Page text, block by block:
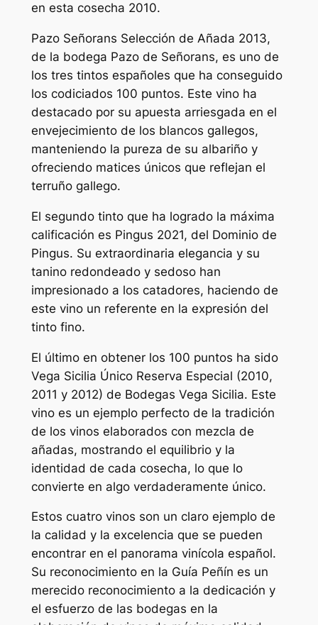
en esta cosecha 2010.
Pazo Señorans Selección de Añada 2013,
de la bodega Pazo de Señorans, es uno de
los tres tintos españoles que ha conseguido
los codiciados 100 puntos. Este vino ha
destacado por su apuesta arriesgada en el
envejecimiento de los blancos gallegos,
manteniendo la pureza de su albariño y
ofreciendo matices únicos que reflejan el
terruño gallego.
El segundo tinto que ha logrado la máxima
calificación es Pingus 2021, del Dominio de
Pingus. Su extraordinaria elegancia y su
tanino redondeado y sedoso han
impresionado a los catadores, haciendo de
este vino un referente en la expresión del
tinto fino.
El último en obtener los 100 puntos ha sido
Vega Sicilia Único Reserva Especial (2010,
2011 y 2012) de Bodegas Vega Sicilia. Este
vino es un ejemplo perfecto de la tradición
de los vinos elaborados con mezcla de
añadas, mostrando el equilibrio y la
identidad de cada cosecha, lo que lo
convierte en algo verdaderamente único.
Estos cuatro vinos son un claro ejemplo de
la calidad y la excelencia que se pueden
encontrar en el panorama vinícola español.
Su reconocimiento en la Guía Peñín es un
merecido reconocimiento a la dedicación y
el esfuerzo de las bodegas en la